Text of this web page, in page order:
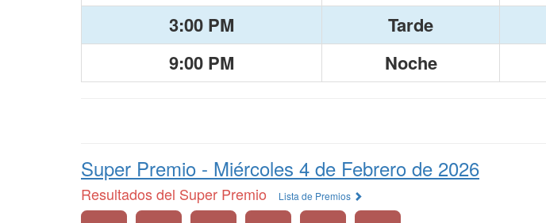
3:00 PM
Tarde
9:00 PM
Noche
Super Premio - Miércoles 4 de Febrero de 2026
Resultados del Super Premio Lista de Premios